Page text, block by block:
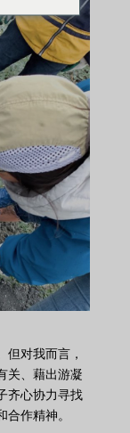
对我而言，
关、藉出游凝
齐心协力寻找
作精神。